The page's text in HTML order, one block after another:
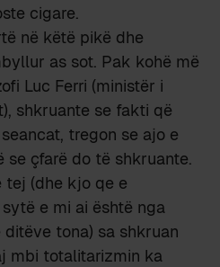
cigare.
në këtë pikë dhe
as sot. Pak kohë më
Luc Ferri (ministër i
shkruante se fakti që
tregon se ajo e
se çfarë do të shkruante.
tej (dhe kjo qe e
e mi ai është nga
tona) sa shkruan
mbi totalitarizmin ka